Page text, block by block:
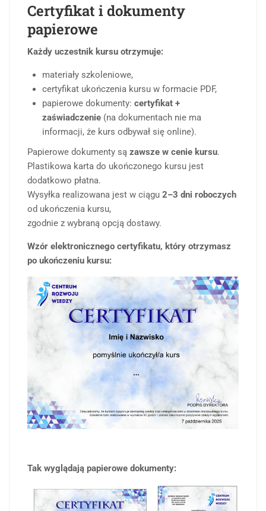
Certyfikat i dokumenty
papierowe
Każdy uczestnik kursu otrzymuje:
materiały szkoleniowe,
certyfikat ukończenia kursu w formacie PDF,
papierowe dokumenty: certyfikat +
zaświadczenie (na dokumentach nie ma
informacji, że kurs odbywał się online).
Papierowe dokumenty są zawsze w cenie kursu.
Plastikowa karta do ukończonego kursu jest
dodatkowo płatna.
Wysyłka realizowana jest w ciągu 2–3 dni roboczych
od ukończenia kursu,
zgodnie z wybraną opcją dostawy.
Wzór elektronicznego certyfikatu, który otrzymasz
po ukończeniu kursu:
Tak wyglądają papierowe dokumenty: